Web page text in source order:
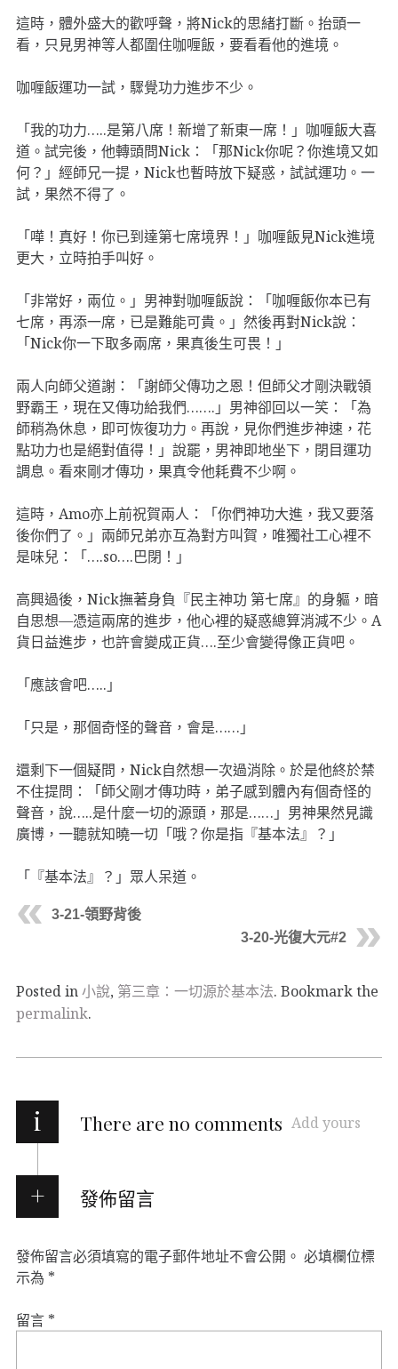
這時，體外盛大的歡呼聲，將Nick的思緒打斷。抬頭一
看，只見男神等人都圍住咖喱飯，要看看他的進境。
咖喱飯運功一試，驟覺功力進步不少。
「我的功力…..是第八席！新增了新東一席！」咖喱飯大喜
道。試完後，他轉頭問Nick：「那Nick你呢？你進境又如
何？」經師兄一提，Nick也暫時放下疑惑，試試運功。一
試，果然不得了。
「嘩！真好！你已到達第七席境界！」咖喱飯見Nick進境
更大，立時拍手叫好。
「非常好，兩位。」男神對咖喱飯說：「咖喱飯你本已有
七席，再添一席，已是難能可貴。」然後再對Nick說：
「Nick你一下取多兩席，果真後生可畏！」
兩人向師父道謝：「謝師父傳功之恩！但師父才剛決戰領
野霸王，現在又傳功給我們…….」男神卻回以一笑：「為
師稍為休息，即可恢復功力。再說，見你們進步神速，花
點功力也是絕對值得！」說罷，男神即地坐下，閉目運功
調息。看來剛才傳功，果真令他耗費不少啊。
這時，Amo亦上前祝賀兩人：「你們神功大進，我又要落
後你們了。」兩師兄弟亦互為對方叫賀，唯獨社工心裡不
是味兒：「….so….巴閉！」
高興過後，Nick撫著身負『民主神功 第七席』的身軀，暗
自思想—憑這兩席的進步，他心裡的疑惑總算消減不少。A
貨日益進步，也許會變成正貨….至少會變得像正貨吧。
「應該會吧…..」
「只是，那個奇怪的聲音，會是……」
還剩下一個疑問，Nick自然想一次過消除。於是他終於禁
不住提問：「師父剛才傳功時，弟子感到體內有個奇怪的
聲音，說…..是什麼一切的源頭，那是……」男神果然見識
廣博，一聽就知曉一切「哦？你是指『基本法』？」
「『基本法』？」眾人呆道。
3-21-領野背後
3-20-光復大元#2
Posted in小說, 第三章：一切源於基本法. Bookmark the
permalink.
i There are no comments Add yours
發佈留言
發佈留言必須填寫的電子郵件地址不會公開。 必填欄位標
示為 *
留言 *